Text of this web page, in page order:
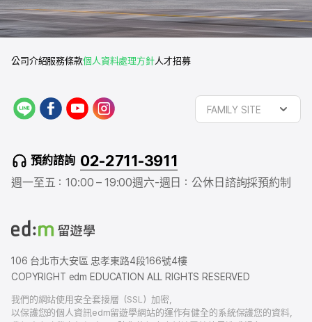
公司介紹服務條款個人資料處理方針人才招募
L
f
a
b
o
y
o
u
e
a
r
FAMILY SITE
預約諮詢 02-2711-3911
週一至五：10:00 – 19:00週六-週日：公休日 諮詢採預約制
106 台北市大安區 忠孝東路4段166號4樓
COPYRIGHT edm EDUCATION ALL RIGHTS RESERVED
我們的網站使用安全套接層（SSL）加密，
以保護您的個人資訊edm留遊學網站的運作有健全的系統保護您的資料，